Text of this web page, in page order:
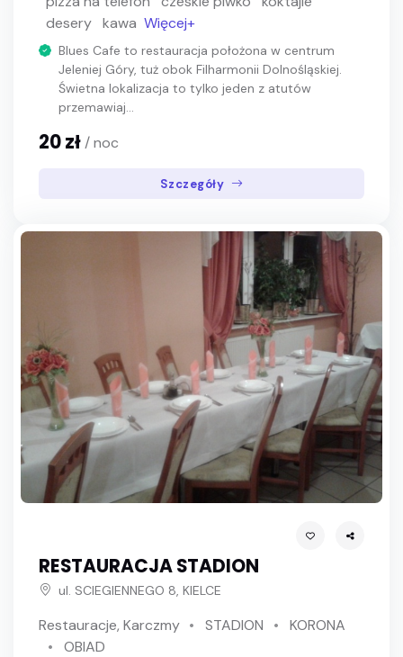
desery kawa Więcej+
Blues Cafe to restauracja położona w centrum
Jeleniej Góry, tuż obok Filharmonii Dolnośląskiej.
Świetna lokalizacja to tylko jeden z atutów
przemawiaj...
20 zł / noc
Szczegóły
RESTAURACJA STADION
ul. SCIEGIENNEGO 8, KIELCE
Restauracje, Karczmy STADION
KORONA
OBIAD